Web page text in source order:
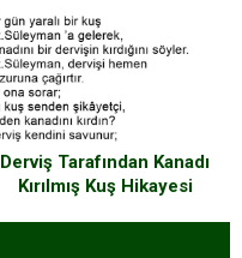
Derviş Tarafından Kanadı
Kırılmış Kuş Hikayesi